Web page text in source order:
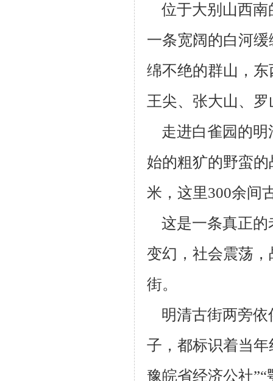
位于大别山西南
一条宽阔的白河
绵不绝的群山，东
王尖、张大山、
走进白雀园的明
始的粗犷的野蛮
米，这里300余间
这是一条真正的
变幻，社会震荡
街。
明清古街两旁依
子，都标识着当
豫皖省经济公社”“